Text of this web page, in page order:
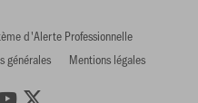
d'Alerte Professionnelle
générales Mentions légales